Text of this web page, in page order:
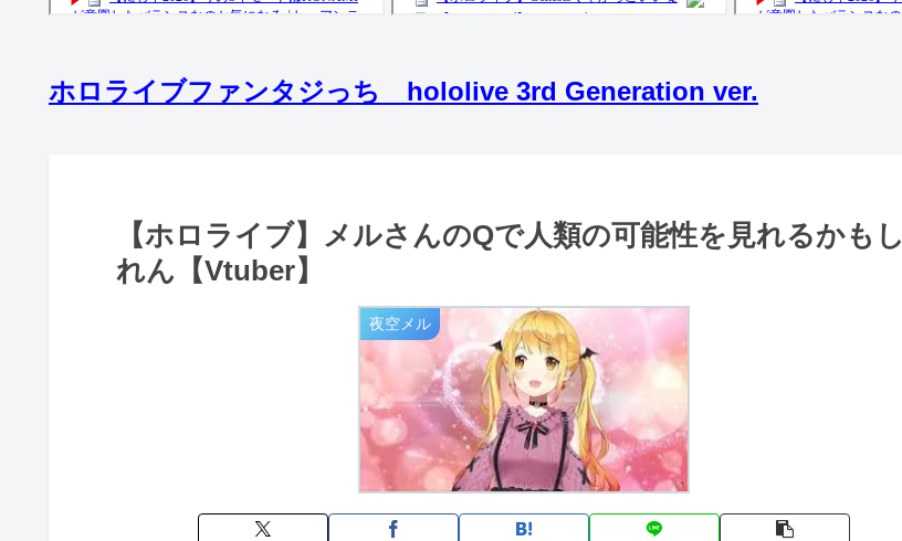
ホロライブファンタジっち hololive 3rd Generation ver.
【ホロライブ】メルさんのQで人類の可能性を見れるかもし
れん【Vtuber】
夜空メル